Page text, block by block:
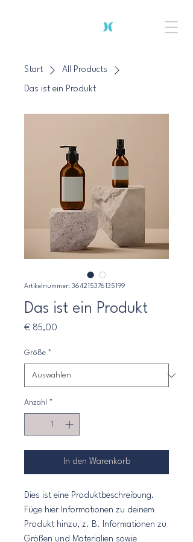
Start All Products
Das ist ein Produkt
Artikelnummer: 364215376135199
Das ist ein Produkt
€ 85,00
Größe *
Anzahl *
In den Warenkorb
Dies ist eine Produktbeschreibung.
Füge hier Informationen zu deinem
Produkt hinzu, z. B. Informationen zu
Größen und Materialien sowie